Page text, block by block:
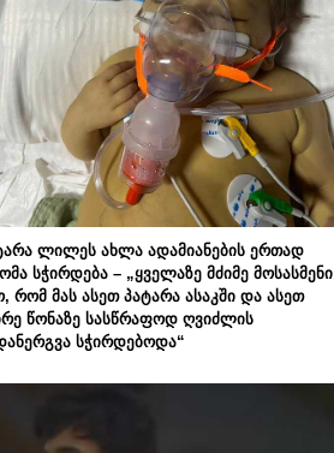
ლილეს ახლა ადამიანების ერთად
სჭირდება – „ყველაზე მძიმე მოსასმენი
რომ მას ასეთ პატარა ასაკში და ასეთ
წონაზე სასწრაფოდ ღვიძლის
სჭირდებოდა“